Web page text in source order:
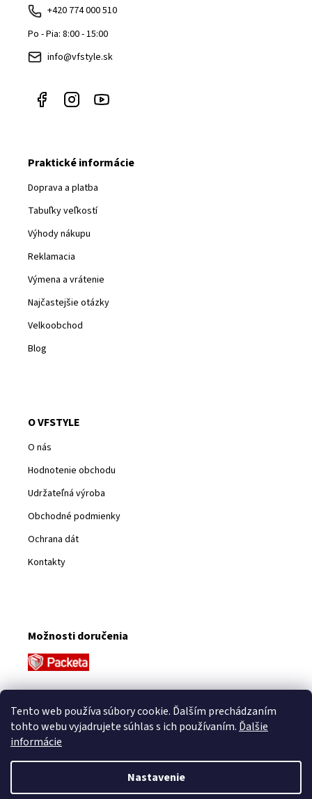
Tento web používa súbory cookie. Ďalším prechádzaním
tohto webu vyjadrujete súhlas s ich používaním. Ďalšie
informácie
Nastavenie
+420 774 000 510
Po - Pia: 8:00 - 15:00
info@vfstyle.sk
Praktické informácie
Doprava a platba
Tabuľky veľkostí
Výhody nákupu
Reklamacia
Výmena a vrátenie
Najčastejšie otázky
Velkoobchod
Blog
O VFSTYLE
O nás
Hodnotenie obchodu
Udržateľná výroba
Obchodné podmienky
Ochrana dát
Kontakty
Možnosti doručenia